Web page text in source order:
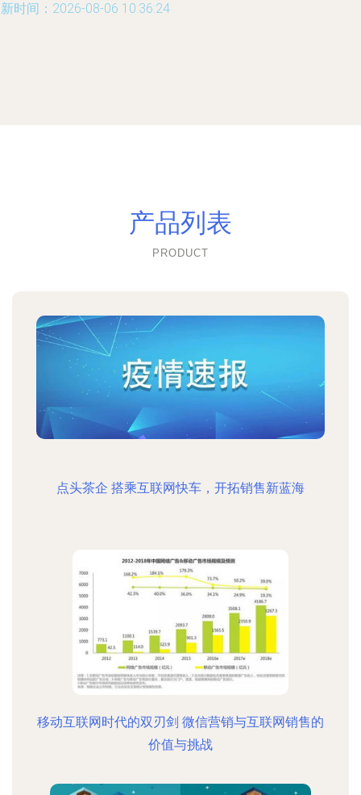
时间：2026-08-06 10:36:24
产品列表
PRODUCT
点头茶企 搭乘互联网快车，开拓销售新蓝海
移动互联网时代的双刃剑 微信营销与互联网销售的
价值与挑战